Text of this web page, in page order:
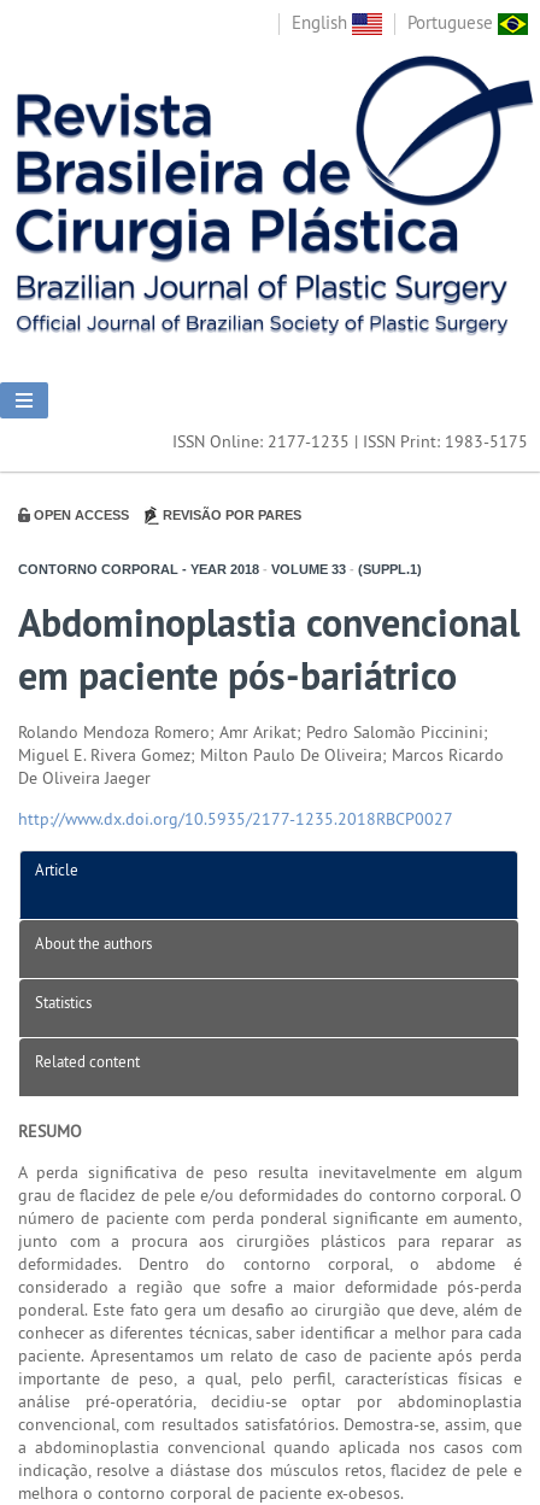
English Portuguese
ISSN Online: 2177-1235 | ISSN Print: 1983-5175
OPEN ACCESS REVISÃO POR PARES
CONTORNO CORPORAL - YEAR 2018 - VOLUME 33 - (SUPPL.1)
Abdominoplastia convencional
em paciente pós-bariátrico
Rolando Mendoza Romero; Amr Arikat; Pedro Salomão Piccinini;
Miguel E. Rivera Gomez; Milton Paulo De Oliveira; Marcos Ricardo
De Oliveira Jaeger
http://www.dx.doi.org/10.5935/2177-1235.2018RBCP0027
Article
About the authors
Statistics
Related content
RESUMO
A perda significativa de peso resulta inevitavelmente em algum
grau de flacidez de pele e/ou deformidades do contorno corporal. O
número de paciente com perda ponderal significante em aumento,
junto com a procura aos cirurgiões plásticos para reparar as
deformidades. Dentro do contorno corporal, o abdome é
considerado a região que sofre a maior deformidade pós-perda
ponderal. Este fato gera um desafio ao cirurgião que deve, além de
conhecer as diferentes técnicas, saber identificar a melhor para cada
paciente. Apresentamos um relato de caso de paciente após perda
importante de peso, a qual, pelo perfil, características físicas e
análise pré-operatória, decidiu-se optar por abdominoplastia
convencional, com resultados satisfatórios. Demostra-se, assim, que
a abdominoplastia convencional quando aplicada nos casos com
indicação, resolve a diástase dos músculos retos, flacidez de pele e
melhora o contorno corporal de paciente ex-obesos.